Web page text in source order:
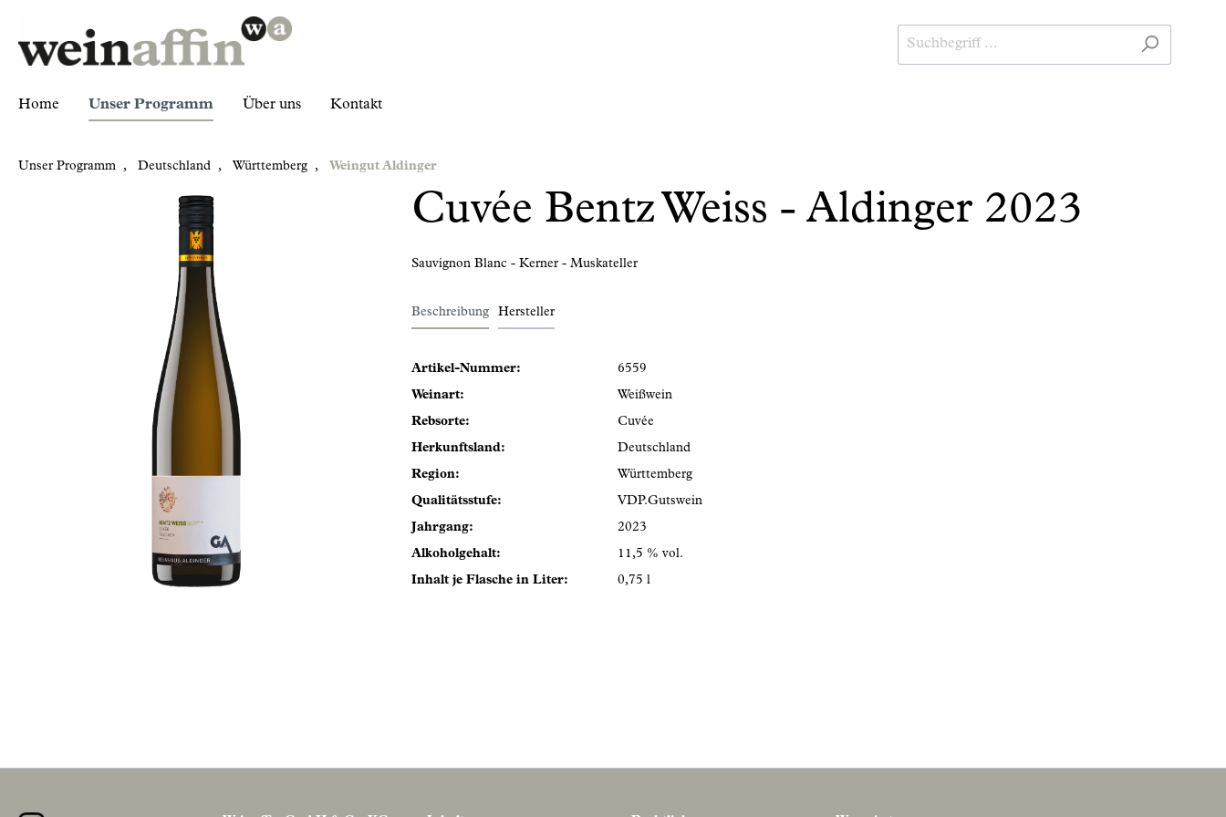
Home Unser Programm Über uns Kontakt
Zur Kategorie Unser Programm
Weingut Aldinger
Unser Programm , Deutschland , Württemberg , Weingut Aldinger
Cuvée Bentz Weiss - Aldinger 2023
Sauvignon Blanc - Kerner - Muskateller
Beschreibung Hersteller
Artikel-Nummer: 6559
Weinart: Weißwein
Rebsorte: Cuvée
Herkunftsland: Deutschland
Region: Württemberg
Qualitätsstufe: VDP.Gutswein
Jahrgang: 2023
Alkoholgehalt: 11,5 % vol.
Inhalt je Flasche in Liter: 0,75 l